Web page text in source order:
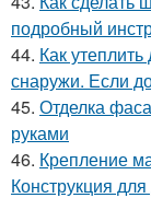
подробный
44. Как
снаружи. Если
45. Отделка
руками
46. Крепление
Конструкция